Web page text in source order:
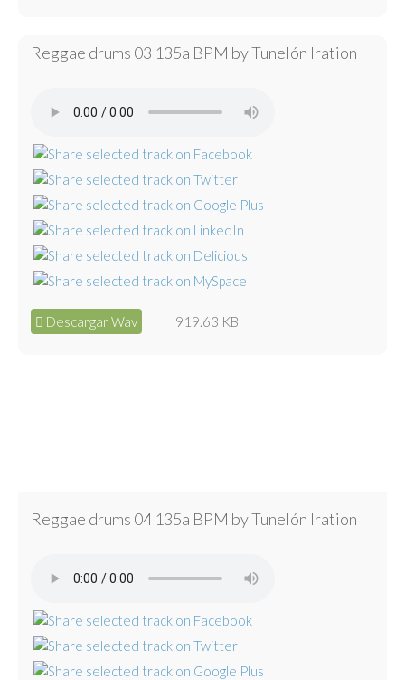
Reggae drums 03 135a BPM by Tunelón Iration
Descargar Wav 919.63 KB
Reggae drums 04 135a BPM by Tunelón Iration